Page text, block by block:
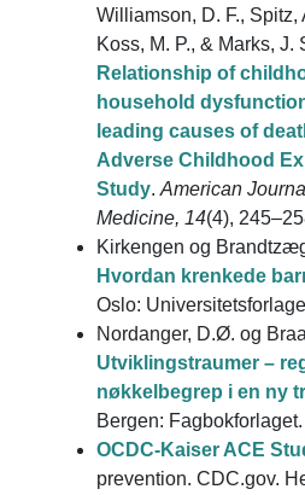
Williamson, D. F., Spitz,
Koss, M. P., & Marks, J.
Relationship of
household
leading causes of
Adverse Childhood
Study. American
Medicine, 14(4),
Kirkengen og
Hvordan krenkede
Oslo:
Nordanger, D.Ø. og
Utviklingstraumer –
nøkkelbegrep i en ny
Bergen: Fagbokforlaget.
OCDC-Kaiser ACE
prevention. CDC.gov.